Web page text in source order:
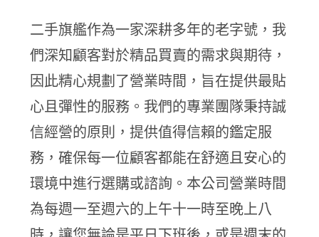
二手旗艦作為一家深耕多年的老字號，我
們深知顧客對於精品買賣的需求與期待，
因此精心規劃了營業時間，旨在提供最貼
心且彈性的服務。我們的專業團隊秉持誠
信經營的原則，提供值得信賴的鑑定服
務，確保每一位顧客都能在舒適且安心的
環境中進行選購或諮詢。本公司營業時間
為每週一至週六的上午十一時至晚上八